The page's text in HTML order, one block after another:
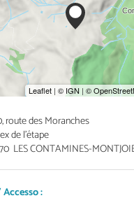
route des Moranches
de l'étape
LES CONTAMINES-
: